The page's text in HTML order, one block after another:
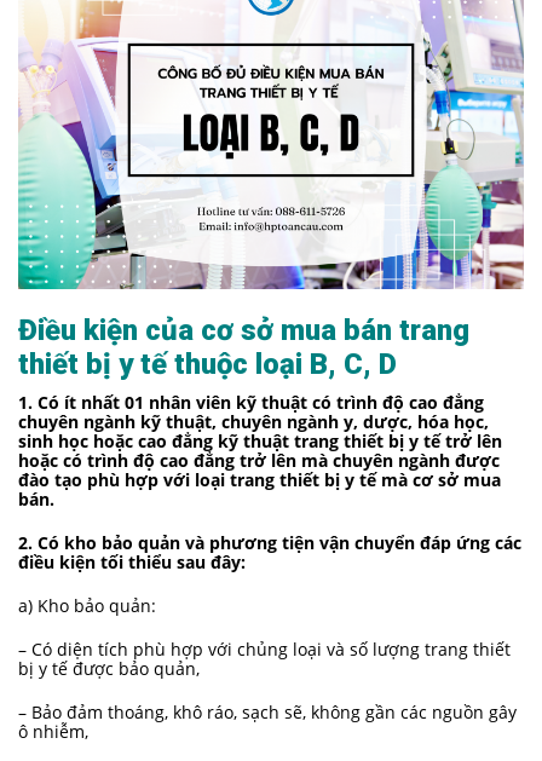
Điều kiện của cơ sở mua bán trang
thiết bị y tế thuộc loại B, C, D
1. Có ít nhất 01 nhân viên kỹ thuật có trình độ cao đẳng
chuyên ngành kỹ thuật, chuyên ngành y, dược, hóa học,
sinh học hoặc cao đẳng kỹ thuật trang thiết bị y tế trở lên
hoặc có trình độ cao đẳng trở lên mà chuyên ngành được
đào tạo phù hợp với loại trang thiết bị y tế mà cơ sở mua
bán.
2. Có kho bảo quản và phương tiện vận chuyển đáp ứng các
điều kiện tối thiểu sau đây:
a) Kho bảo quản:
– Có diện tích phù hợp với chủng loại và số lượng trang thiết
bị y tế được bảo quản,
– Bảo đảm thoáng, khô ráo, sạch sẽ, không gần các nguồn gây
ô nhiễm,